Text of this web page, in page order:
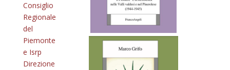
Consiglio
Regionale
del
Piemonte
e Isrp
Direzione